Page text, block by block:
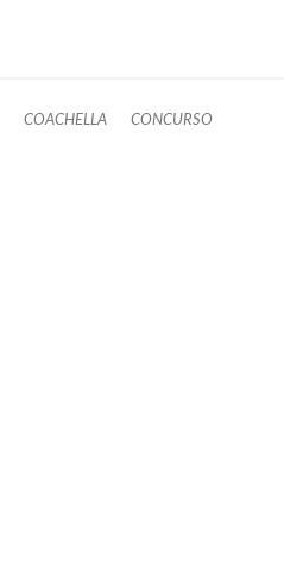
COACHELLA CONCURSO